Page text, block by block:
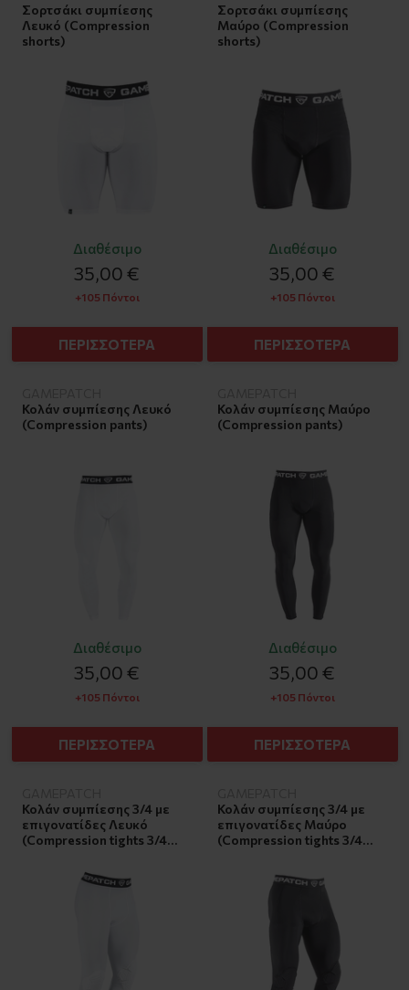
Σορτσάκι συμπίεσης
Λευκό (Compression
shorts)
Διαθέσιμο
35,00 €
+105 Πόντοι
ΠΕΡΙΣΣΟΤΕΡΑ
Σορτσάκι συμπίεσης
Μαύρο (Compression
shorts)
Διαθέσιμο
35,00 €
+105 Πόντοι
ΠΕΡΙΣΣΟΤΕΡΑ
Κολάν συμπίεσης Λευκό
(Compression pants)
Διαθέσιμο
35,00 €
+105 Πόντοι
ΠΕΡΙΣΣΟΤΕΡΑ
Κολάν συμπίεσης Μαύρο
(Compression pants)
Διαθέσιμο
35,00 €
+105 Πόντοι
ΠΕΡΙΣΣΟΤΕΡΑ
Κολάν συμπίεσης 3/4 με
επιγονατίδες Λευκό
(Compression tights 3/4
Κολάν συμπίεσης 3/4 με
επιγονατίδες Μαύρο
(Compression tights 3/4